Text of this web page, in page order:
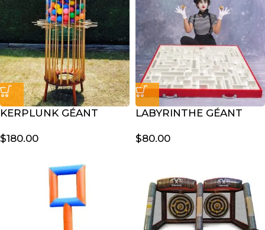
KERPLUNK GÉANT
$180.00
LABYRINTHE GÉANT
$80.00